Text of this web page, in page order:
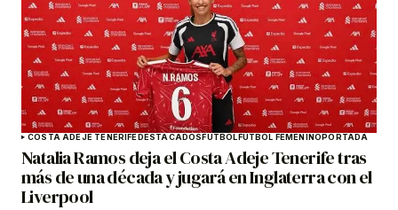
COSTA ADEJE TENERIFEDESTACADOSFÚTBOLFÚTBOL FEMENINOPORTADA
Natalia Ramos deja el Costa Adeje Tenerife tras
más de una década y jugará en Inglaterra con el
Liverpool